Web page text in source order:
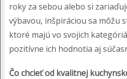
roky za sebou alebo si
výbavou, inšpiráciou sa môžu
ktoré majú vo svojich
pozitívne ich hodnotia aj
Čo chcieť od kvalitnej